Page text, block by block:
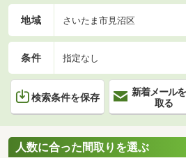
地域 さいたま市見沼区
条件 指定なし
検索条件を保存
新着メール
取る
人数に合った間取りを選ぶ